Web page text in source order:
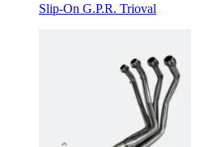
Slip-On G.P.R. Trioval